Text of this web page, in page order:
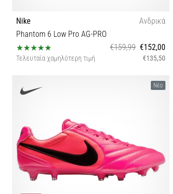
Nike
Ανδρικά
Phantom 6 Low Pro AG-PRO
€159,99 €152,00
Τελευταία χαμηλότερη τιμή €135,50
Νέο